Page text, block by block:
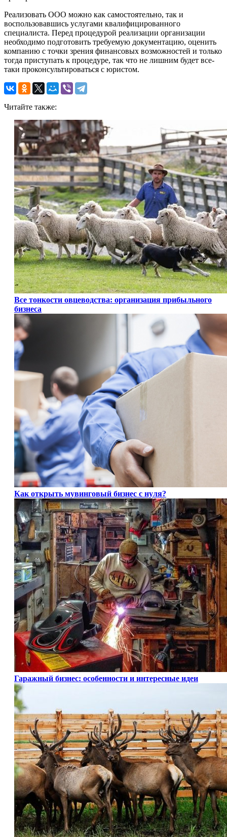
Реализовать ООО можно как самостоятельно, так и
воспользовавшись услугами квалифицированного
специалиста. Перед процедурой реализации организации
необходимо подготовить требуемую документацию, оценить
компанию с точки зрения финансовых возможностей и только
тогда приступать к процедуре, так что не лишним будет все-
таки проконсультироваться с юристом.
Читайте также:
Все тонкости овцеводства: организация прибыльного
бизнеса
Как открыть мувинговый бизнес с нуля?
Гаражный бизнес: особенности и интересные идеи